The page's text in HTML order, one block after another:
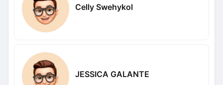
Celly Swehykol
JESSICA GALANTE